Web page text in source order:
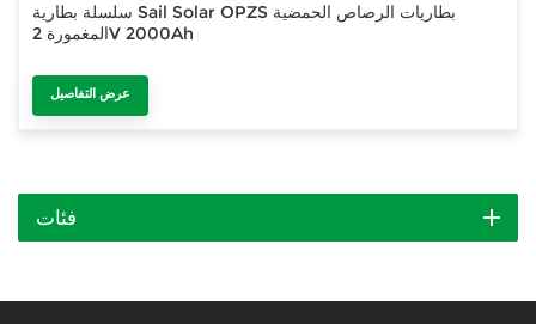
سلسلة بطارية Sail Solar OPZS بطاريات الرصاص الحمضية
المغمورة 2V 2000Ah
عرض التفاصيل
فئات